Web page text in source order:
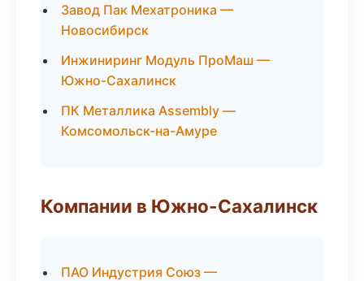
Завод Пак Мехатроника —
Новосибирск
Инжиниринг Модуль ПроМаш —
Южно-Сахалинск
ПК Металлика Assembly —
Комсомольск-на-Амуре
Компании в Южно-Сахалинск
ПАО Индустрия Союз —